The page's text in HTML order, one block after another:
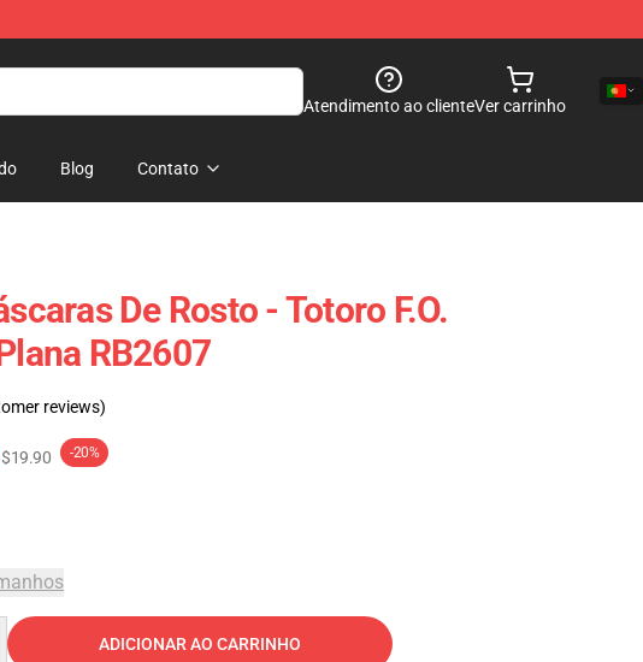
Atendimento ao clienteVer carrinho
Blog Contato
De Rosto - Totoro F.O.
RB2607
reviews)
$19.90 -20%
ADICIONAR AO CARRINHO